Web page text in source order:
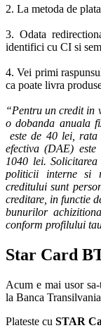
2. La metoda de
3. Odata
identifici cu CI si
4. Vei primi
ca poate livra
“Pentru un credit in
o dobanda anuala
este de 40 lei,
efectiva (DAE)
1040 lei.
politicii interne si
creditului sunt
creditare, in functie
bunurilor
conform profilului
Star Card
Acum e mai usor
la Banca
Plateste cu STAR